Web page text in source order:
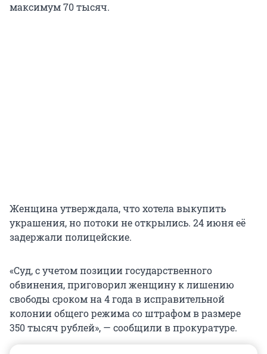
максимум 70 тысяч.
Женщина утверждала, что хотела выкупить
украшения, но потоки не открылись. 24 июня её
задержали полицейские.
«Суд, с учетом позиции государственного
обвинения, приговорил женщину к лишению
свободы сроком на 4 года в исправительной
колонии общего режима со штрафом в размере
350 тысяч рублей», — сообщили в прокуратуре.